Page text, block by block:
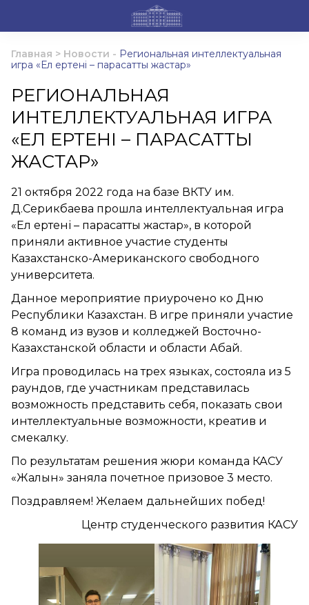
Главная > Новости - Региональная интеллектуальная
игра «Ел ертені – парасатты жастар»
РЕГИОНАЛЬНАЯ
ИНТЕЛЛЕКТУАЛЬНАЯ ИГРА
«ЕЛ ЕРТЕНІ – ПАРАСАТТЫ
ЖАСТАР»
21 октября 2022 года на базе ВКТУ им.
Д.Серикбаева прошла интеллектуальная игра
«Ел ертені – парасатты жастар», в которой
приняли активное участие студенты
Казахстанско-Американского свободного
университета.
Данное мероприятие приурочено ко Дню
Республики Казахстан. В игре приняли участие
8 команд из вузов и колледжей Восточно-
Казахстанской области и области Абай.
Игра проводилась на трех языках, состояла из 5
раундов, где участникам представилась
возможность представить себя, показать свои
интеллектуальные возможности, креатив и
смекалку.
По результатам решения жюри команда КАСУ
«Жалын» заняла почетное призовое 3 место.
Поздравляем! Желаем дальнейших побед!
Центр студенческого развития КАСУ